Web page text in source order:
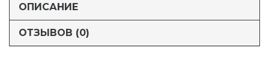
ОПИСАНИЕ
ОТЗЫВОВ (0)